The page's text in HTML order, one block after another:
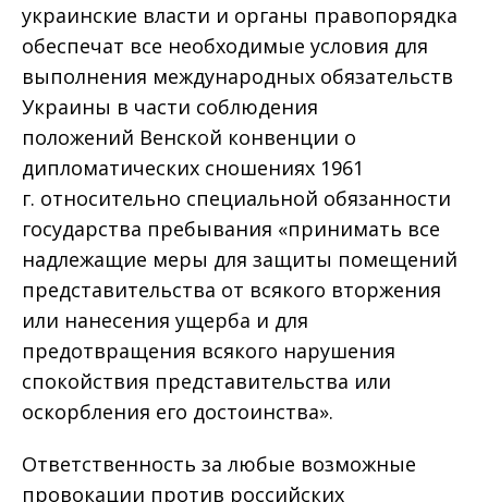
украинские власти и органы правопорядка
обеспечат все необходимые условия для
выполнения международных обязательств
Украины в части соблюдения
положений Венской конвенции о
дипломатических сношениях 1961
г. относительно специальной обязанности
государства пребывания «принимать все
надлежащие меры для защиты помещений
представительства от всякого вторжения
или нанесения ущерба и для
предотвращения всякого нарушения
спокойствия представительства или
оскорбления его достоинства».
Ответственность за любые возможные
провокации против российских